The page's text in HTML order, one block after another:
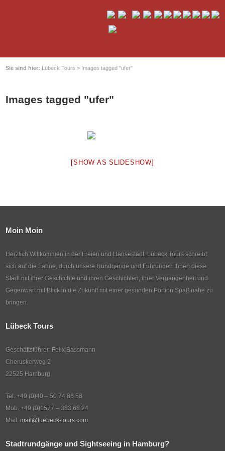
Sie sind hier: Lübeck Tours > Images tagged "ufer"
Images tagged "ufer"
[SHOW AS SLIDESHOW]
Moin Moin
Herzlich Willkommen in der Freien und Hansestadt. Lübeck Tours schreibt
sich auf die Fahne, durch unsere Rundgänge und Führungen Ihnen diese
Stadt mit ihrer Geschichte und ihren Geschichten, ihrer Vergangenheit und
Gegenwart mit Blick in die Zukunft mit einer gesunden Portion Spaß nahe zu
bringen.
Lübeck Tours
Geschäftsführer: Felix Bassmann
Cheruskerweg 2
22525 Hamburg
Tel: +49 (0)40 – 50 74 86 58
Mob: +49 (0)1577 – 383 68 24
Mail:mail@luebeck-tours.com
Stadtrundgänge und Sightseeing in Hamburg?